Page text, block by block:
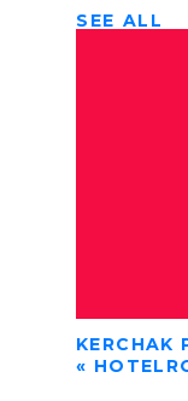
SEE ALL
KERCHAK
«